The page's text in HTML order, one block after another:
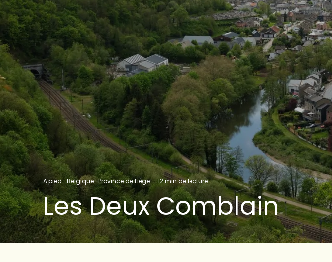
A pied Belgique Province de Liège · 12 min de lecture
Les Deux Comblain